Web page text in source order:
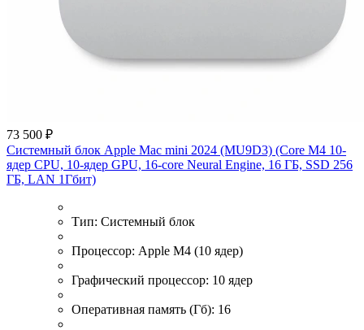
73 500 ₽
Системный блок Apple Mac mini 2024 (MU9D3) (Core M4 10-
ядер CPU, 10-ядер GPU, 16-core Neural Engine, 16 ГБ, SSD 256
ГБ, LAN 1Гбит)
Тип: Системный блок
Процессор: Apple M4 (10 ядер)
Графический процессор: 10 ядер
Оперативная память (Гб): 16